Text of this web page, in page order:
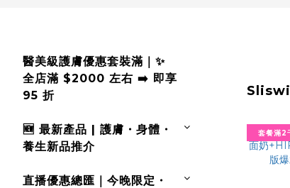
醫美級護膚優惠套裝滿｜✨
全店滿 $2000 左右 ➡️ 即享
95 折
🆕 最新產品 | 護膚・身體・
養生新品推介
直播優惠總匯｜今晚限定・
套餐滿2